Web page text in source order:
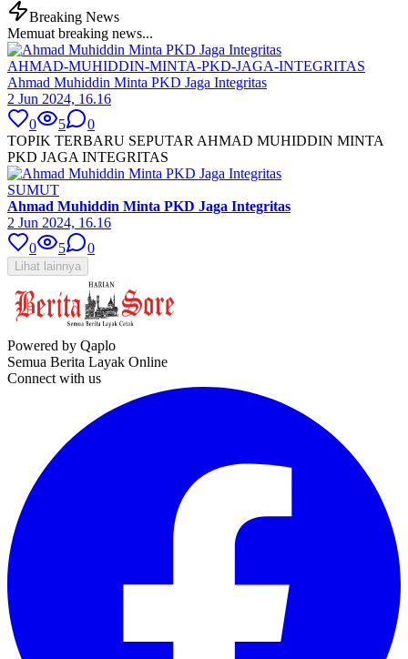
Breaking News
Memuat breaking news...
AHMAD-MUHIDDIN-MINTA-PKD-JAGA-INTEGRITAS
Ahmad Muhiddin Minta PKD Jaga Integritas
2 Jun 2024, 16.16
0
5
0
TOPIK TERBARU SEPUTAR AHMAD MUHIDDIN MINTA
PKD JAGA INTEGRITAS
SUMUT
Ahmad Muhiddin Minta PKD Jaga Integritas
2 Jun 2024, 16.16
0
5 0
Lihat lainnya
Powered by Qaplo
Semua Berita Layak Online
Connect with us